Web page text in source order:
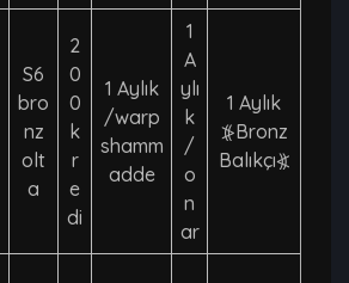
S6
bro
nz
olt
a
2
0
0
k
r
e
di
1 Aylık
/warp
shamm
adde
1
A
ylı
k
/
o
n
ar
1 Aylık
⦕Bronz
Balıkçı⦖